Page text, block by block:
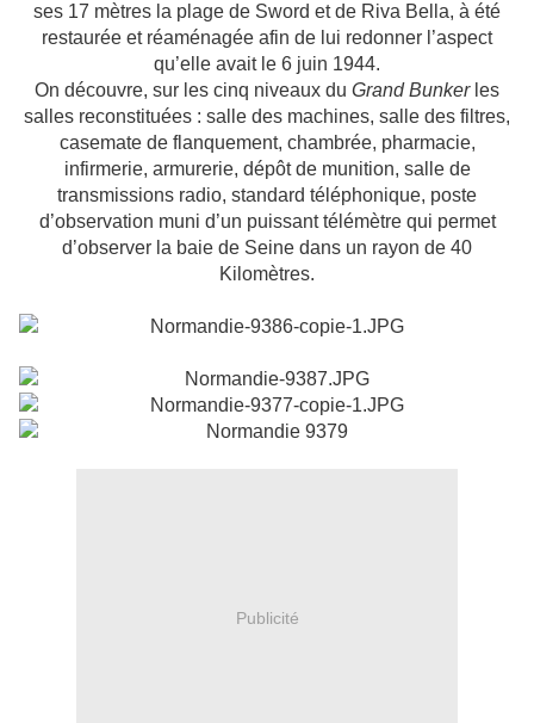
ses 17 mètres la plage de Sword et de Riva Bella, à été
restaurée et réaménagée afin de lui redonner l’aspect
qu’elle avait le 6 juin 1944.
On découvre, sur les cinq niveaux du Grand Bunkerles
salles reconstituées : salle des machines, salle des filtres,
casemate de flanquement, chambrée, pharmacie,
infirmerie, armurerie, dépôt de munition, salle de
transmissions radio, standard téléphonique, poste
d’observation muni d’un puissant télémètre qui permet
d’observer la baie de Seine dans un rayon de 40
Kilomètres.
Publicité